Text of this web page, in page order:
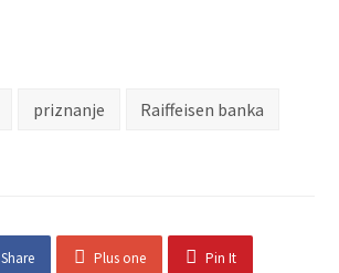
priznanje Raiffeisen banka
Share Plus one Pin It